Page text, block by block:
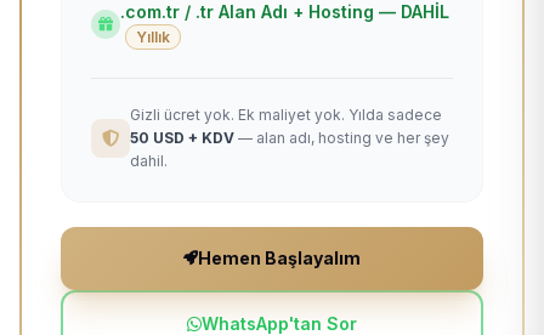
.com.tr / .tr Alan Adı + Hosting — DAHİL
Yıllık
Gizli ücret yok. Ek maliyet yok. Yılda sadece
50 USD + KDV — alan adı, hosting ve her şey
dahil.
Hemen Başlayalım
WhatsApp'tan Sor